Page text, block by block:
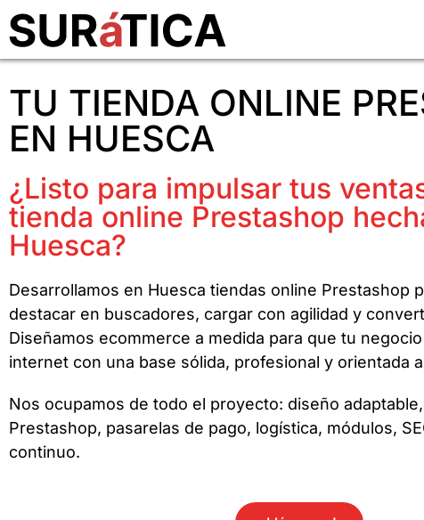
TU TIENDA ONLINE
EN HUESCA
¿Listo para impulsar tus
tienda online Prestashop
Huesca?
Desarrollamos en Huesca tiendas online Prestashop
destacar en buscadores, cargar con agilidad y
Diseñamos ecommerce a medida para que tu
internet con una base sólida, profesional y orientada
Nos ocupamos de todo el proyecto: diseño
Prestashop, pasarelas de pago, logística, módulos,
continuo.